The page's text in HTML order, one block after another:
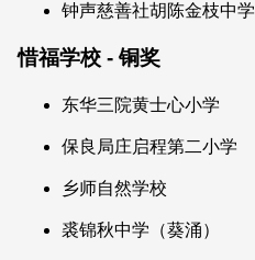
钟声慈善社胡陈金枝中学
惜福学校 - 铜奖
东华三院黄士心小学
保良局庄启程第二小学
乡师自然学校
裘锦秋中学（葵涌）